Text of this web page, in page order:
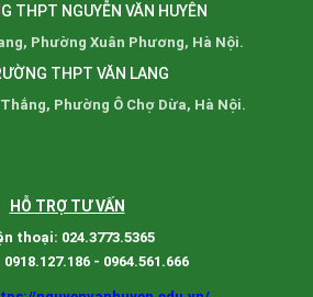
THPT NGUYỄN VĂN HUYÊN
Phường Xuân Phương, Hà Nội.
THPT VĂN LANG
Phường Ô Chợ Dừa, Hà Nội.
HỖ TRỢ TƯ VẤN
thoại: 024.3773.5365
- 0964.561.666